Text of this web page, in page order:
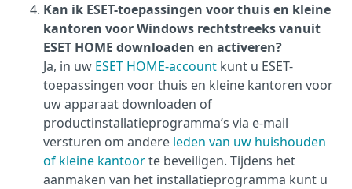
Kan ik ESET-toepassingen voor thuis en kleine
kantoren voor Windows rechtstreeks vanuit
ESET HOME downloaden en activeren?
Ja, in uw ESET HOME-account kunt u ESET-
toepassingen voor thuis en kleine kantoren voor
uw apparaat downloaden of
productinstallatieprogramma’s via e-mail
versturen om andere leden van uw huishouden
of kleine kantoorte beveiligen. Tijdens het
aanmaken van het installatieprogramma kunt u